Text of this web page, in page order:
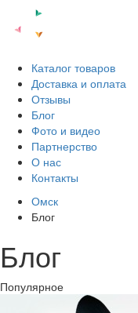
Каталог товаров
Доставка и оплата
Отзывы
Блог
Фото и видео
Партнерство
О нас
Контакты
Омск
Блог
Блог
Популярное